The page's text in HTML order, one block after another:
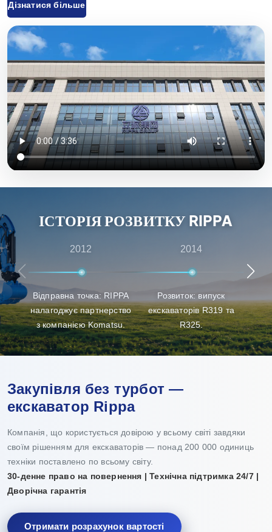
вилкові, міні-навантажувачі та відповідні аксесуари,
які широко використовуються в сільському
господарстві, будівництві, гірничодобувній
промисловості та інших галузях. Завдяки інноваційним
науково-дослідним розробкам та суворому контролю
якості обладнання, що постачається компанією «Rippa
Machinery», користується високою репутацією у всьому
світі. Ми переважно експортуємо продукцію на
європейський та американський ринки й надаємо річну
представників по всьому світу, які надають комплексні
послуги — від передпродажних консультацій до
післяпродажного обслуговування, — забезпечуючи
клієнтам найкращий досвід у виборі продукції, її
доставці та технічному обслуговуванні.
Дізнатися більше
ІСТОРІЯ РОЗВИТКУ RIPPA
2012
Відправна точка: RIPPA
налагоджує партнерство
з компанією Komatsu.
2014
Розвиток: випуск
екскаваторів R319 та
R325.
Закупівля без турбот —
екскаватор Rippa
Компанія, що користується довірою у всьому світі завдяки
своїм рішенням для екскаваторів — понад 200 000 одиниць
техніки поставлено по всьому світу.
30-денне право на повернення | Технічна підтримка 24/7 |
Дворічна гарантія
Отримати розрахунок вартості